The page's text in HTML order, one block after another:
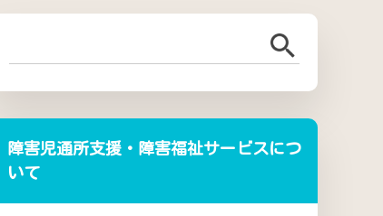
障害児通所支援・障害福祉サービスにつ
いて